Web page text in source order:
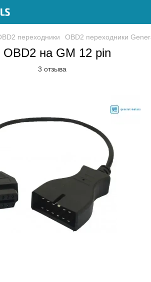
переходники OBD2 переходники
OBD2 на GM 12 pin
3 отзыва